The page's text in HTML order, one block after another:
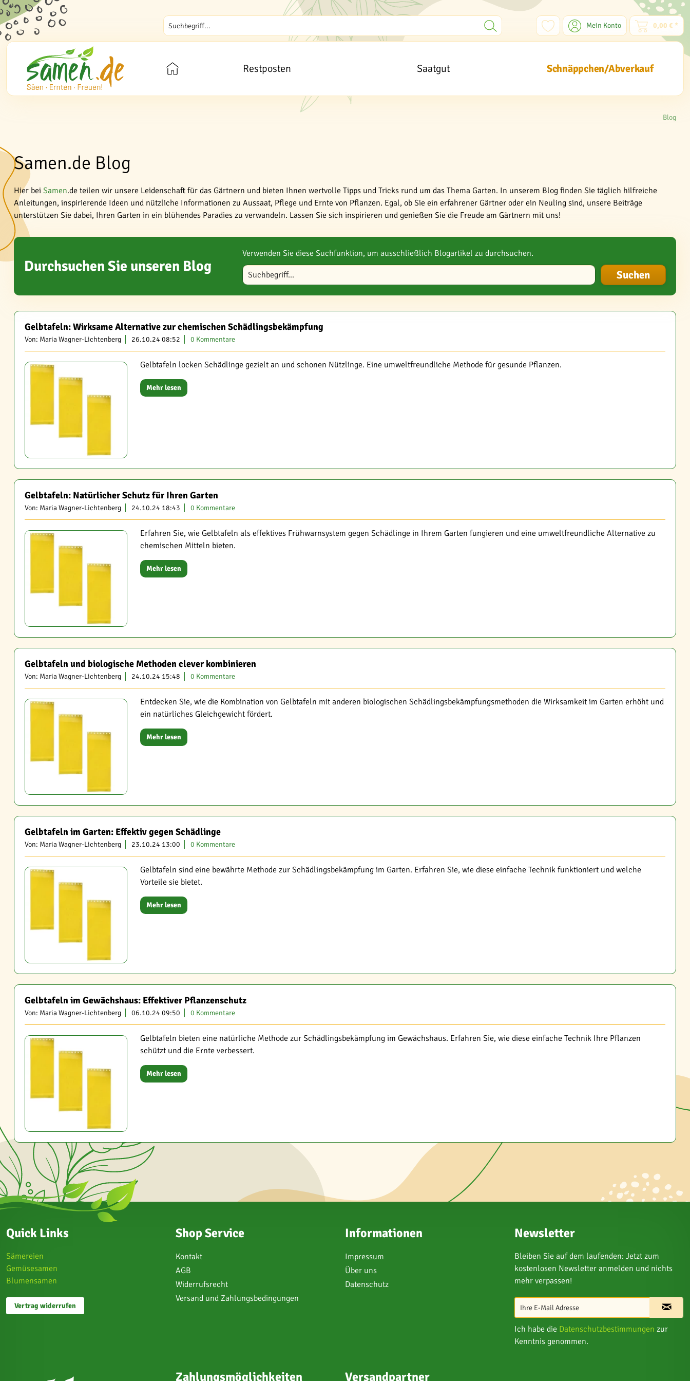
Mein Konto 0,00 € *
Restposten Saatgut Schnäppchen/Abverkauf
Blog
Samen.de Blog
Hier bei Samen.de teilen wir unsere Leidenschaft für das Gärtnern und bieten Ihnen wertvolle Tipps und Tricks rund um das Thema Garten. In unserem Blog finden Sie täglich hilfreiche
Anleitungen, inspirierende Ideen und nützliche Informationen zu Aussaat, Pflege und Ernte von Pflanzen. Egal, ob Sie ein erfahrener Gärtner oder ein Neuling sind, unsere Beiträge
unterstützen Sie dabei, Ihren Garten in ein blühendes Paradies zu verwandeln. Lassen Sie sich inspirieren und genießen Sie die Freude am Gärtnern mit uns!
Durchsuchen Sie unseren Blog
Verwenden Sie diese Suchfunktion, um ausschließlich Blogartikel zu durchsuchen.
Blog durchsuchen
Gelbtafeln: Wirksame Alternative zur chemischen Schädlingsbekämpfung
Von: Maria Wagner-Lichtenberg 26.10.24 08:52 0 Kommentare
Gelbtafeln locken Schädlinge gezielt an und schonen Nützlinge. Eine umweltfreundliche Methode für gesunde Pflanzen.
Mehr lesen
Gelbtafeln: Natürlicher Schutz für Ihren Garten
Von: Maria Wagner-Lichtenberg 24.10.24 18:43 0 Kommentare
Erfahren Sie, wie Gelbtafeln als effektives Frühwarnsystem gegen Schädlinge in Ihrem Garten fungieren und eine umweltfreundliche Alternative zu
chemischen Mitteln bieten.
Mehr lesen
Gelbtafeln und biologische Methoden clever kombinieren
Von: Maria Wagner-Lichtenberg 24.10.24 15:48 0 Kommentare
Entdecken Sie, wie die Kombination von Gelbtafeln mit anderen biologischen Schädlingsbekämpfungsmethoden die Wirksamkeit im Garten erhöht und
ein natürliches Gleichgewicht fördert.
Mehr lesen
Gelbtafeln im Garten: Effektiv gegen Schädlinge
Von: Maria Wagner-Lichtenberg 23.10.24 13:00 0 Kommentare
Gelbtafeln sind eine bewährte Methode zur Schädlingsbekämpfung im Garten. Erfahren Sie, wie diese einfache Technik funktioniert und welche
Vorteile sie bietet.
Mehr lesen
Gelbtafeln im Gewächshaus: Effektiver Pflanzenschutz
Von: Maria Wagner-Lichtenberg 06.10.24 09:50 0 Kommentare
Gelbtafeln bieten eine natürliche Methode zur Schädlingsbekämpfung im Gewächshaus. Erfahren Sie, wie diese einfache Technik Ihre Pflanzen
schützt und die Ernte verbessert.
Mehr lesen
Quick Links
Sämereien
Gemüsesamen
Blumensamen
Vertrag widerrufen
Shop Service
Kontakt
AGB
Widerrufsrecht
Versand und Zahlungsbedingungen
Informationen
Impressum
Über uns
Datenschutz
Newsletter
Bleiben Sie auf dem laufenden: Jetzt zum
kostenlosen Newsletter anmelden und nichts
mehr verpassen!
Ich habe die Datenschutzbestimmungen zur
Kenntnis genommen.
Zahlungsmöglichkeiten Versandpartner